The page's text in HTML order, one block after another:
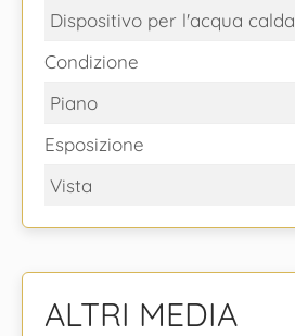
Dispositivo per l'acqua calda
Condizione
Piano
Esposizione
Vista
ALTRI MEDIA